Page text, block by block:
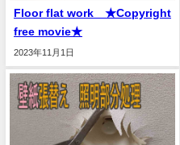
Floor flat work ★Copyright
free movie★
2023年11月1日